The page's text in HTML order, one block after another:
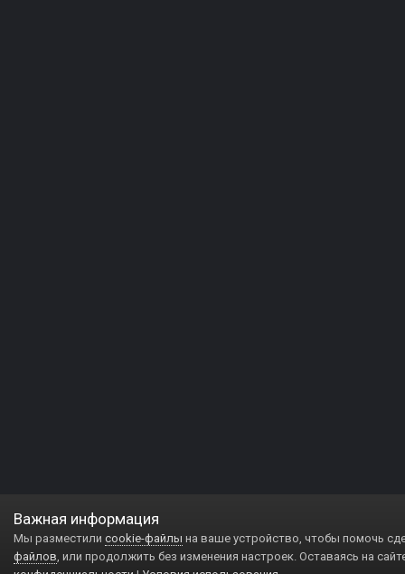
Важная информация
Мы разместили cookie-файлы на ваше устройство, чтобы помочь
файлов, или продолжить без изменения настроек. Оставаясь на